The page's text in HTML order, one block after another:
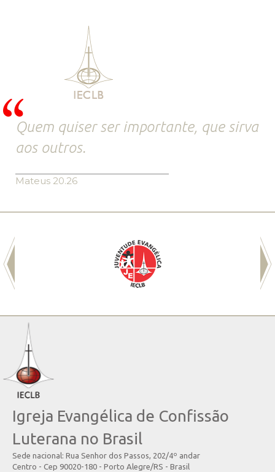
Quem quiser ser importante, que sirva
aos outros.
Mateus 20.26
Igreja Evangélica de Confissão
Luterana no Brasil
Sede nacional: Rua Senhor dos Passos, 202/4º andar
Centro - Cep 90020-180 - Porto Alegre/RS - Brasil